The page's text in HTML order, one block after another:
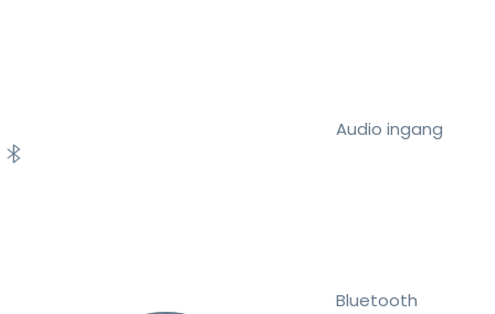
Audio ingang
Bluetooth